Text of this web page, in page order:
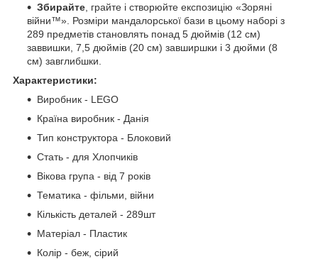
Збирайте , грайте і створюйте експозицію «Зоряні
війни™». Розміри мандалорської бази в цьому наборі з
289 предметів становлять понад 5 дюймів (12 см)
заввишки, 7,5 дюймів (20 см) завширшки і 3 дюйми (8
см) завглибшки.
Характеристики:
Виробник - LEGO
Країна виробник - Данія
Тип конструктора - Блоковий
Стать - для Хлопчиків
Вікова група - від 7 років
Тематика - фільми, війни
Кількість деталей - 289шт
Матеріал - Пластик
Колір - беж, сірий